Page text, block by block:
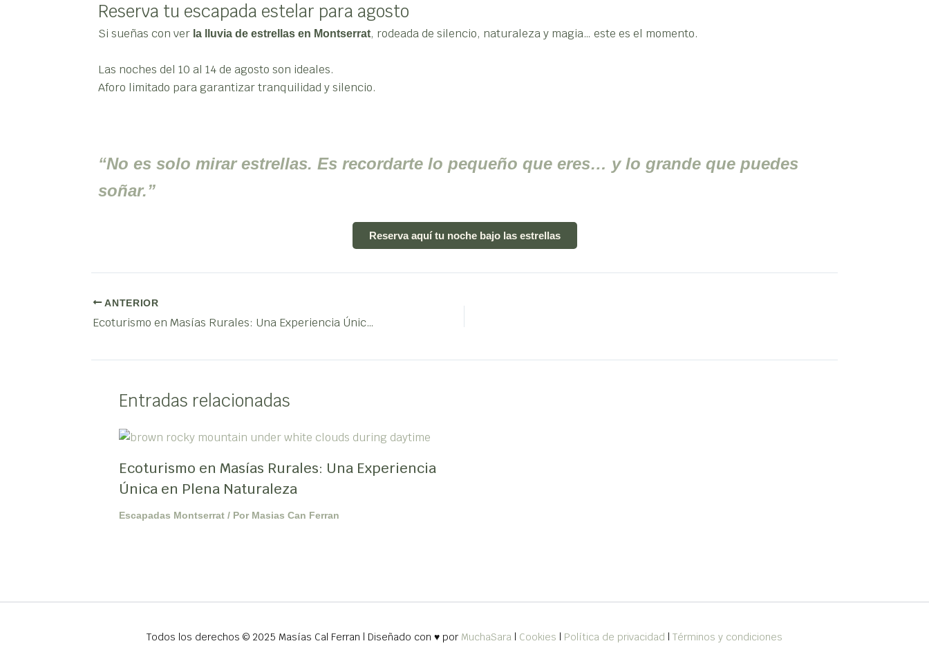
Reserva tu escapada estelar para agosto
Si sueñas con ver la lluvia de estrellas en Montserrat, rodeada de silencio, naturaleza y magia… este es el momento.
Las noches del 10 al 14 de agosto son ideales.
Aforo limitado para garantizar tranquilidad y silencio.
“No es solo mirar estrellas. Es recordarte lo pequeño que eres… y lo grande que puedes
soñar.”
Reserva aquí tu noche bajo las estrellas
ANTERIOR
Ecoturismo en Masías Rurales: Una Experiencia Única en Plena Naturaleza
Entradas relacionadas
Ecoturismo en Masías Rurales: Una Experiencia
Única en Plena Naturaleza
Escapadas Montserrat / Por Masias Can Ferran
Todos los derechos © 2025 Masías Cal Ferran | Diseñado con ♥ por MuchaSara | Cookies | Política de privacidad | Términos y condiciones